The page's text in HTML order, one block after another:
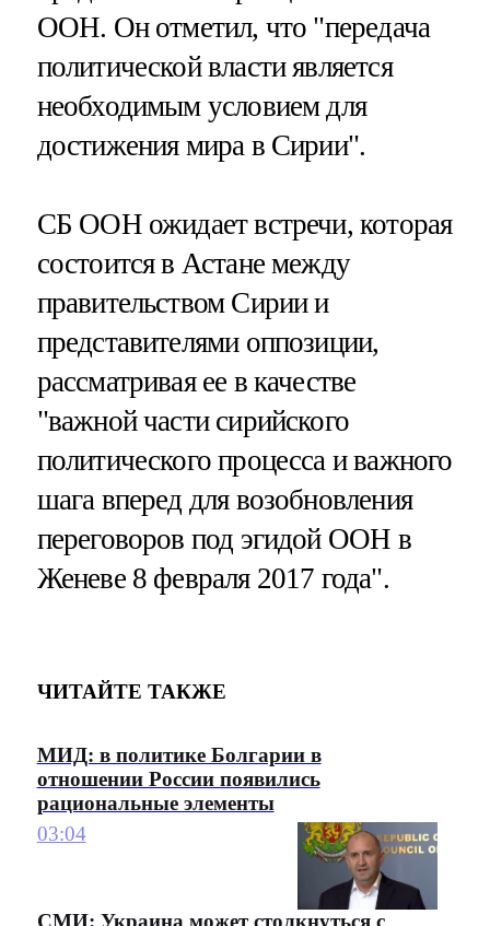
ООН. Он отметил, что "передача
политической власти является
необходимым условием для
достижения мира в Сирии".
СБ ООН ожидает встречи, которая
состоится в Астане между
правительством Сирии и
представителями оппозиции,
рассматривая ее в качестве
"важной части сирийского
политического процесса и важного
шага вперед для возобновления
переговоров под эгидой ООН в
Женеве 8 февраля 2017 года".
ЧИТАЙТЕ ТАКЖЕ
МИД: в политике Болгарии в
отношении России появились
рациональные элементы
03:04
СМИ: Украина может столкнуться с